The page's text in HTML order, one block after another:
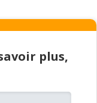
plus,